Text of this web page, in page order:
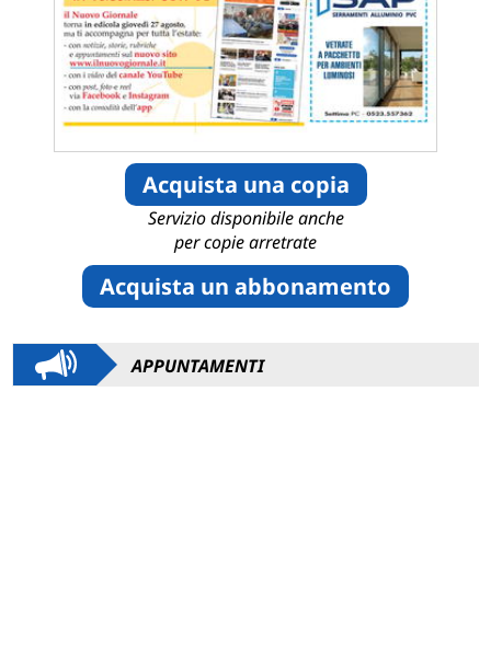
Acquista una copia
Servizio disponibile anche
per copie arretrate
Acquista un abbonamento
APPUNTAMENTI